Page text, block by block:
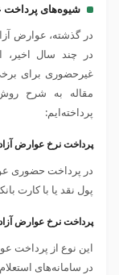
شیوه‌های پرداخت
در گذشته، عوارض
در چند سال اخیر،
غیرحضوری برای
مقاله به شرح
پرداخته‌ایم:
پرداخت نرخ عوارض
در پرداخت حضوری
پول نقد یا با کارت
پرداخت نرخ عوارض
این نوع از پرداخت
در سامانه‌های